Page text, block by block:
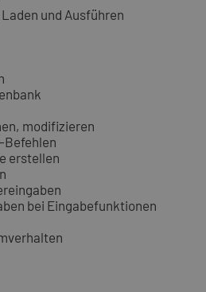
und Ausführen
modifizieren
Befehlen
erstellen
bei Eingabefunktionen